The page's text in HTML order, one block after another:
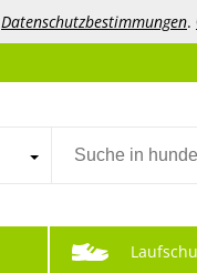
Datenschutzbestimmungen.